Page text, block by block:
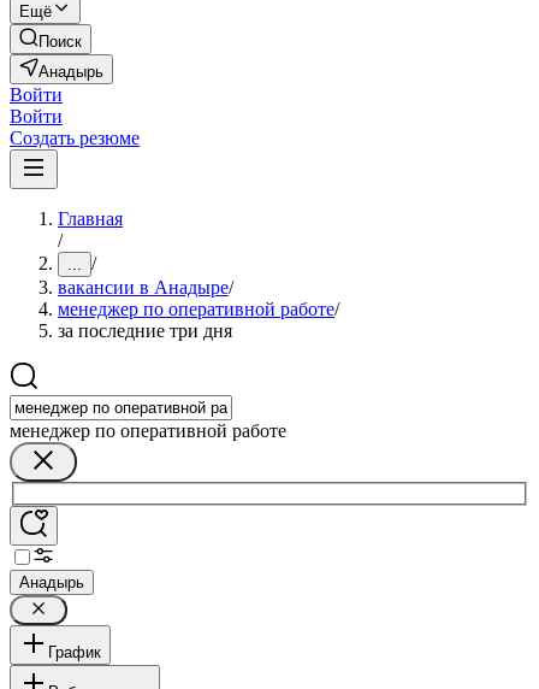
Ещё
Поиск
Анадырь
Войти
Войти
Создать резюме
Главная
/
... /
вакансии в Анадыре/
менеджер по оперативной работе/
за последние три дня
менеджер по оперативной работе
Анадырь
График